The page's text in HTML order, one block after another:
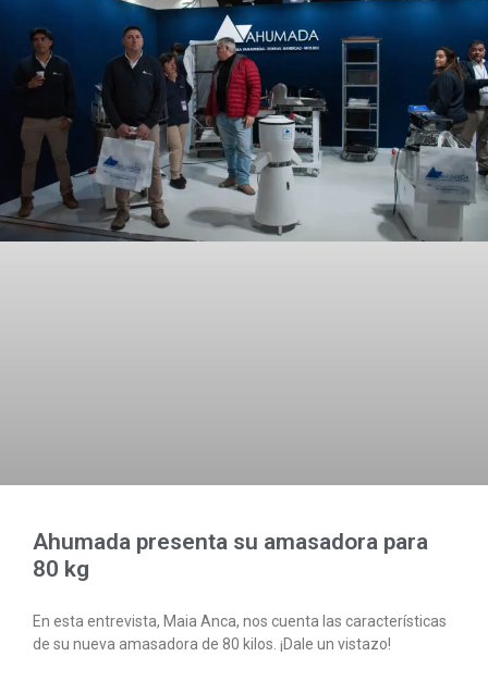
Ahumada presenta su amasadora para
80 kg
En esta entrevista, Maia Anca, nos cuenta las características
de su nueva amasadora de 80 kilos. ¡Dale un vistazo!